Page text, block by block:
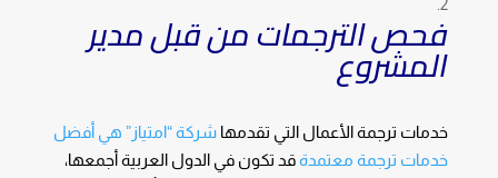
فحص الترجمات من قبل مدير
المشروع
خدمات ترجمة الأعمال التي تقدمها شركة “امتياز” هي أفضل
خدمات ترجمة معتمدةقد تكون في الدول العربية أجمعها،